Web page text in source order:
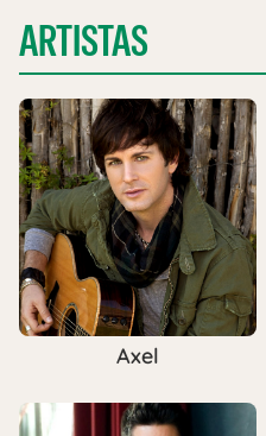
ARTISTAS
Axel